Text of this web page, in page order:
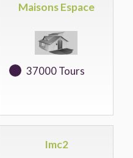
Maisons Espace
37000 Tours
Imc2